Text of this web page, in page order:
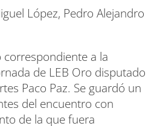
López, Pedro Alejandro
correspondiente a la
de LEB Oro disputado
Paco Paz. Se guardó un
del encuentro con
de la que fuera